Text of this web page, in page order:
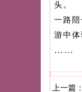
头。
一路
游中
……
上一篇：